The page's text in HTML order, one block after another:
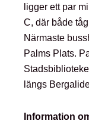
ligger ett par
C, där både
Närmaste
Palms Plats.
längs
Information